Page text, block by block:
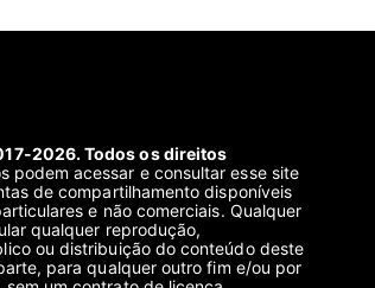
2026. Todos os direitos
podem acessar e consultar esse site
de compartilhamento disponíveis
e não comerciais. Qualquer
qualquer reprodução,
ou distribuição do conteúdo deste
para qualquer outro fim e/ou por